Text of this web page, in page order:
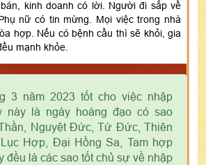
kinh doanh có lời. Người đi sắp về
nữ có tin mừng. Mọi việc trong nhà
hợp. Nếu có bệnh cầu thì sẽ khỏi, gia
mạnh khỏe.
3 năm 2023 tốt cho việc nhập
này là ngày hoàng đạo có sao
Nguyệt Đức, Tứ Đức, Thiên
Hợp, Đại Hồng Sa, Tam hợp
đều là các sao tốt chủ sự về nhập